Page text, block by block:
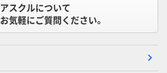
アスクルについて
お気軽にご質問ください。